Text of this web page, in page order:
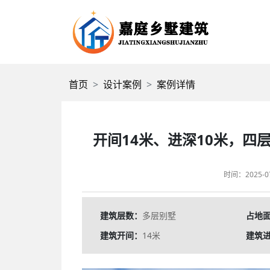
首页 设计案例 案例详情
开间14米、进深10米，四
时间：2025-
建筑层数： 多层别墅
占地
建筑开间： 14米 建筑